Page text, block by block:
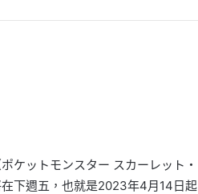
ケットモンスター スカーレット・
下週五，也就是2023年4月14日起